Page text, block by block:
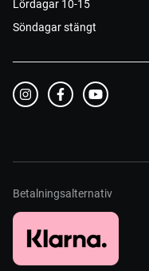
Lördagar 10-15
Söndagar stängt
Betalningsalternativ